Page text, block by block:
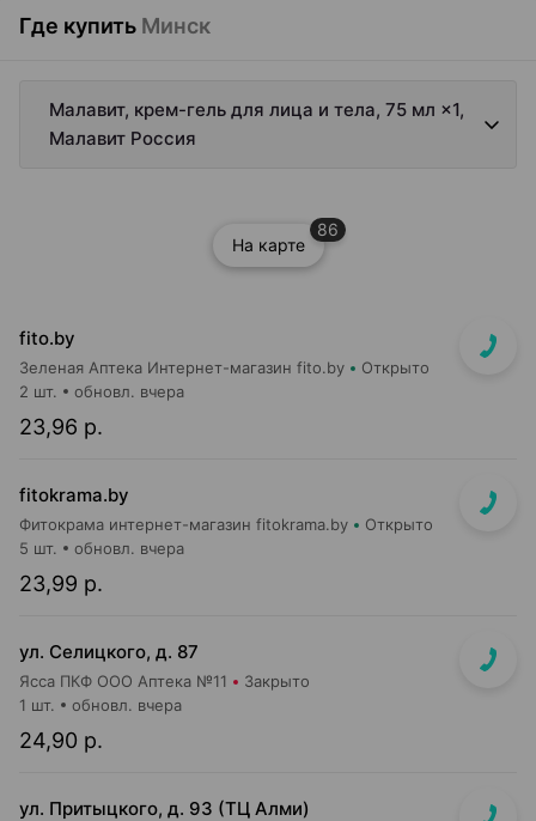
Где купить Минск
Малавит, крем-гель для лица и тела, 75 мл ×1,
Малавит Россия
На карте
86
fito.by
Зеленая Аптека Интернет-магазин fito.by Открыто
23,96 р.
2 шт. обновл. вчера
fitokrama.by
Фитокрама интернет-магазин fitokrama.by Открыто
23,99 р.
5 шт. обновл. вчера
ул. Селицкого, д. 87
Ясса ПКФ ООО Аптека №11 Закрыто
24,90 р.
1 шт. обновл. вчера
ул. Притыцкого, д. 93 (ТЦ Алми)